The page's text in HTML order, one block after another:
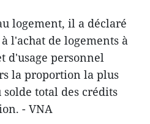
logement, il a déclaré
l'achat de logements à
d'usage personnel
la proportion la plus
solde total des crédits
- VNA